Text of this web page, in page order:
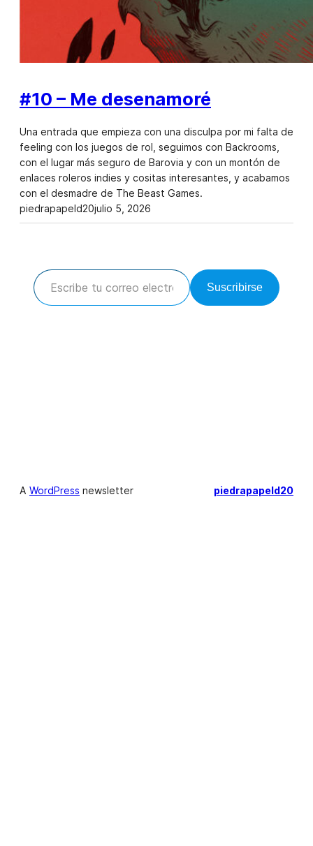
#10 – Me desenamoré
Una entrada que empieza con una disculpa por mi falta de
feeling con los juegos de rol, seguimos con Backrooms,
con el lugar más seguro de Barovia y con un montón de
enlaces roleros indies y cositas interesantes, y acabamos
con el desmadre de The Beast Games.
piedrapapeld20julio 5, 2026
Escribe tu correo electrónico…
Suscribirse
A WordPress newsletter piedrapapeld20